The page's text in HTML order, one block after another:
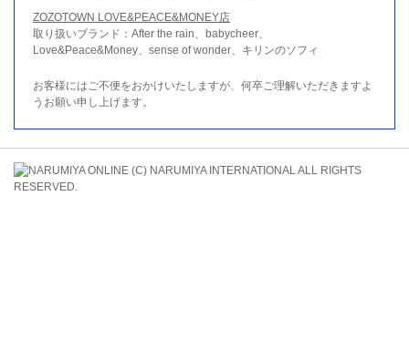
ZOZOTOWN LOVE&PEACE&MONEY店
取り扱いブランド：After the rain、babycheer、
Love&Peace&Money、sense of wonder、キリンのソフィ
お客様にはご不便をおかけいたしますが、何卒ご理解いただきますよ
うお願い申し上げます。